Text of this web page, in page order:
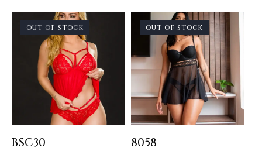
OUT OF STOCK
BSC30
OUT OF STOCK
8058